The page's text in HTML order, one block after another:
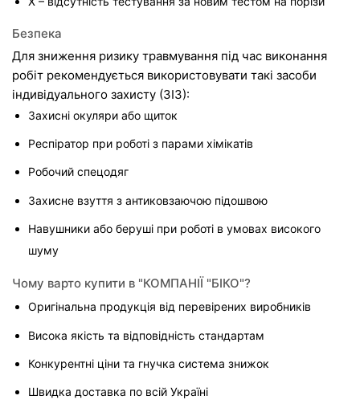
Безпека
Для зниження ризику травмування під час виконання
робіт рекомендується використовувати такі засоби
індивідуального захисту (ЗІЗ):
Захисні окуляри або щиток
Респіратор при роботі з парами хімікатів
Робочий спецодяг
Захисне взуття з антиковзаючою підошвою
Навушники або беруші при роботі в умовах високого
шуму
Чому варто купити в "КОМПАНІЇ "БІКО"?
Оригінальна продукція від перевірених виробників
Висока якість та відповідність стандартам
Конкурентні ціни та гнучка система знижок
Швидка доставка по всій Україні